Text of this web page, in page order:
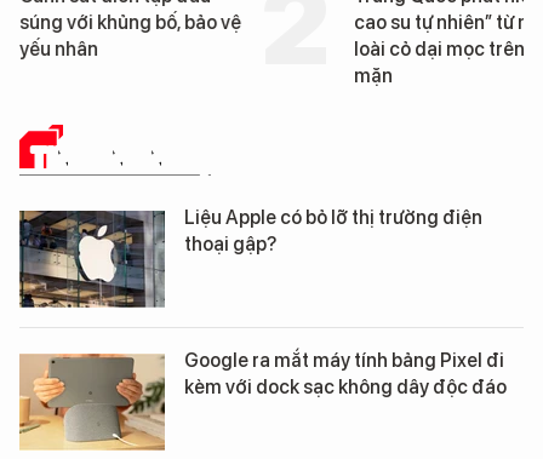
cao su tự nhiên” từ một
loài cỏ dại mọc trên đất
Đà Nẵng sắp bị kiểm
TIN CÔNG NGHỆ
Liệu Apple có bỏ lỡ thị trường điện
thoại gập?
Google ra mắt máy tính bảng Pixel đi
kèm với dock sạc không dây độc đáo